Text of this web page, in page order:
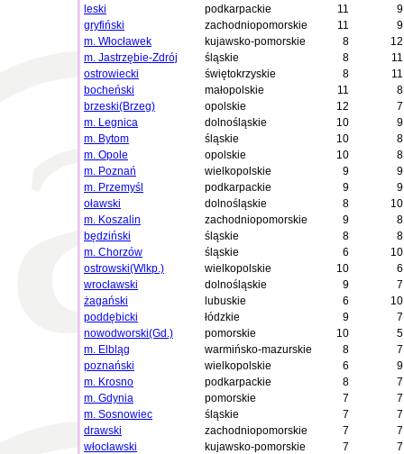
leski
podkarpackie 11
9
gryfiński
zachodniopomorskie 11
9
m. Włocławek
kujawsko-pomorskie 8
12
m. Jastrzębie-Zdrój
śląskie 8
11
ostrowiecki
świętokrzyskie 8
11
bocheński
małopolskie 11
8
brzeski(Brzeg)
opolskie 12
7
m. Legnica
dolnośląskie 10
9
m. Bytom
śląskie 10
8
m. Opole
opolskie 10
8
m. Poznań
wielkopolskie 9
9
m. Przemyśl
podkarpackie 9
9
oławski
dolnośląskie 8
10
m. Koszalin
zachodniopomorskie 9
8
będziński
śląskie 8
8
m. Chorzów
śląskie 6
10
ostrowski(Wlkp.)
wielkopolskie 10
6
wrocławski
dolnośląskie 9
7
żagański
lubuskie 6
10
poddębicki
łódzkie 9
7
nowodworski(Gd.)
pomorskie 10
5
m. Elbląg
warmińsko-mazurskie 8
7
poznański
wielkopolskie 6
9
m. Krosno
podkarpackie 8
7
m. Gdynia
pomorskie 7
7
m. Sosnowiec
śląskie 7
7
drawski
zachodniopomorskie 7
7
włocławski
kujawsko-pomorskie 7
7